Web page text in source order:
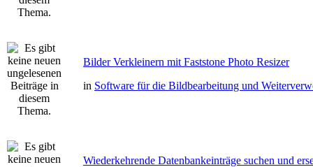
Bilder Verkleinern mit Faststone Photo Resizer
in Software für die Bildbearbeitung und
Wiederkehrende Datenbankeinträge suchen und